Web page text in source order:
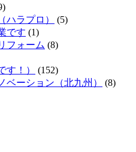
ハラプロ）
(5)
です (1)
フォーム (8)
す！）
(152)
ベーション（北九州）
(8)